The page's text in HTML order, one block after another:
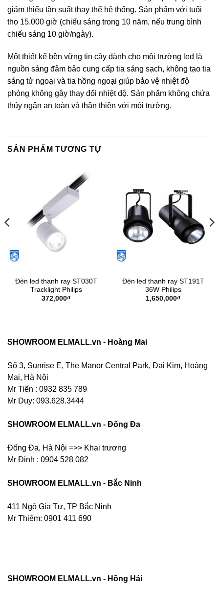
giảm thiểu tần suất thay thế hệ thống. Sản phẩm với tuổi
thọ 15.000 giờ (chiếu sáng trong 10 năm, nếu trung bình
chiếu sáng 10 giờ/ngày).
Một thiết kế bền vững tin cậy dành cho môi trường led là
nguồn sáng đảm bảo cung cấp tia sáng sạch, không tạo tia
sáng tử ngoại và tia hồng ngoại giúp bảo vệ nhiệt độ
phòng không gây thay đổi nhiệt độ. Sản phẩm không chứa
thủy ngân an toàn và thân thiện với môi trường.
SẢN PHẨM TƯƠNG TỰ
Đèn led thanh ray ST030T
Tracklight Philips
372,000₫
Đèn led thanh ray ST191T
36W Philips
1,650,000₫
SHOWROOM ELMALL.vn - Hoàng Mai
Số 3, Sunrise E, The Manor Central Park, Đại Kim, Hoàng
Mai, Hà Nội
Mr Tiến : 0932 835 789
Mr Duy: 093.628.3444
SHOWROOM ELMALL.vn - Đống Đa
Đống Đa, Hà Nội =>> Khai trương
Mr Định : 0904 528 082
SHOWROOM ELMALL.vn - Bắc Ninh
411 Ngô Gia Tự, TP Bắc Ninh
Mr Thiêm: 0901 411 690
SHOWROOM ELMALL.vn - Hồng Hải